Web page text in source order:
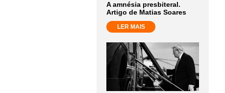
A amnésia presbiteral.
Artigo de Matias Soares
LER MAIS